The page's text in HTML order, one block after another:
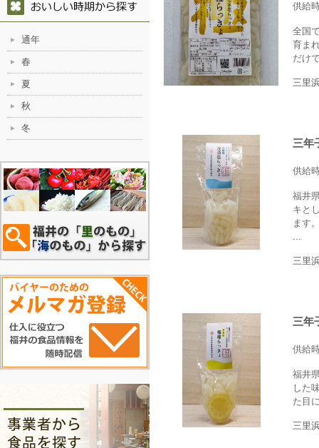
供給
全国
育ま
だけ
三里
三年
供給
福井
キと
ます
...
三里
三年
供給
福井
した
た目
三里
通年
春
夏
秋
冬